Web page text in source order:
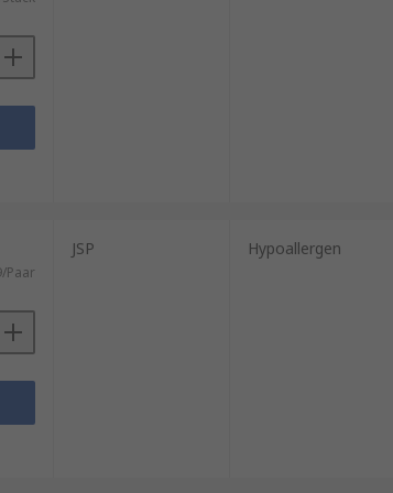
und teurer sind.
Gesicht herum
Spritzern zu
Paar
JSP Hypoallergen